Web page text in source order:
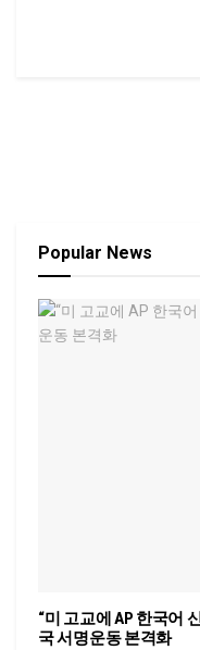
Popular News
“미 고교에 AP 한국어
국 서명운동 본격화